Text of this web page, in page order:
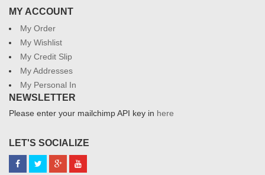
MY ACCOUNT
My Order
My Wishlist
My Credit Slip
My Addresses
My Personal In
NEWSLETTER
Please enter your mailchimp API key in here
LET'S SOCIALIZE